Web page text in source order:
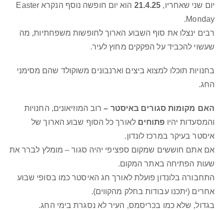
יום שני שאחריו, 21.4.25
הוא יום חופשה נוסף הנקרא Easter
Monday.
רבים ינצלו את סוף השבוע הארוך לחופשות משפחתיות, מה
שעשוי להכביד על הפקקים מחוץ לעיר.
בחנויות תוכלו למצוא ביצים וארנבונים משוקולד שהם מסימני
החג.
האם מקומות סגורים באיסטר – רוב המוזיאונים, החנויות
והמסעדות יהיו פתוחים לאורך כל הסוף שבוע הארוך של
איסטר בעיקר במרכז לונדון.
אם אתם חוששים שמקום ספציפי יהיה סגור – מומלץ לברר את
שעות הפתיחה באתר המקום.
התחבורה בלונדון פועלת לאורך חג האיסטר כמו בסופי שבוע
אחרים (יתכנו עבודות בחלק מהקווים).
בגדול, שלא כמו בכריסמס, העיר לא נסגרת בימי החג.